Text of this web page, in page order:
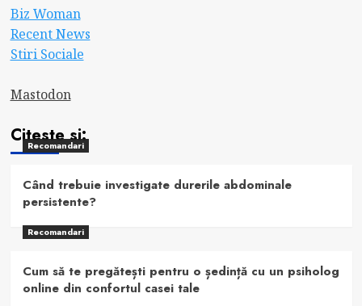
Biz Woman
Recent News
Stiri Sociale
Mastodon
Citeste si:
Recomandari
Când trebuie investigate durerile abdominale
persistente?
Recomandari
Cum să te pregătești pentru o ședință cu un psiholog
online din confortul casei tale